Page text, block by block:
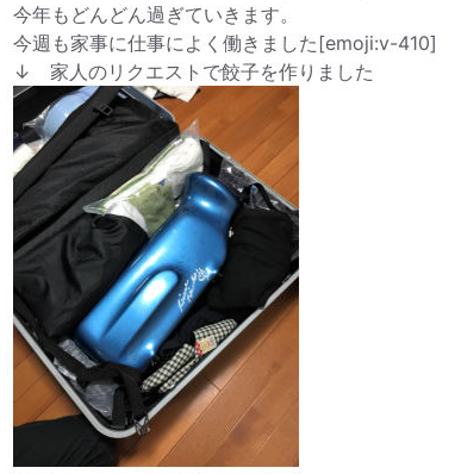
今年もどんどん過ぎていきます。
今週も家事に仕事によく働きました[emoji:v-410]
↓ 家人のリクエストで餃子を作りました